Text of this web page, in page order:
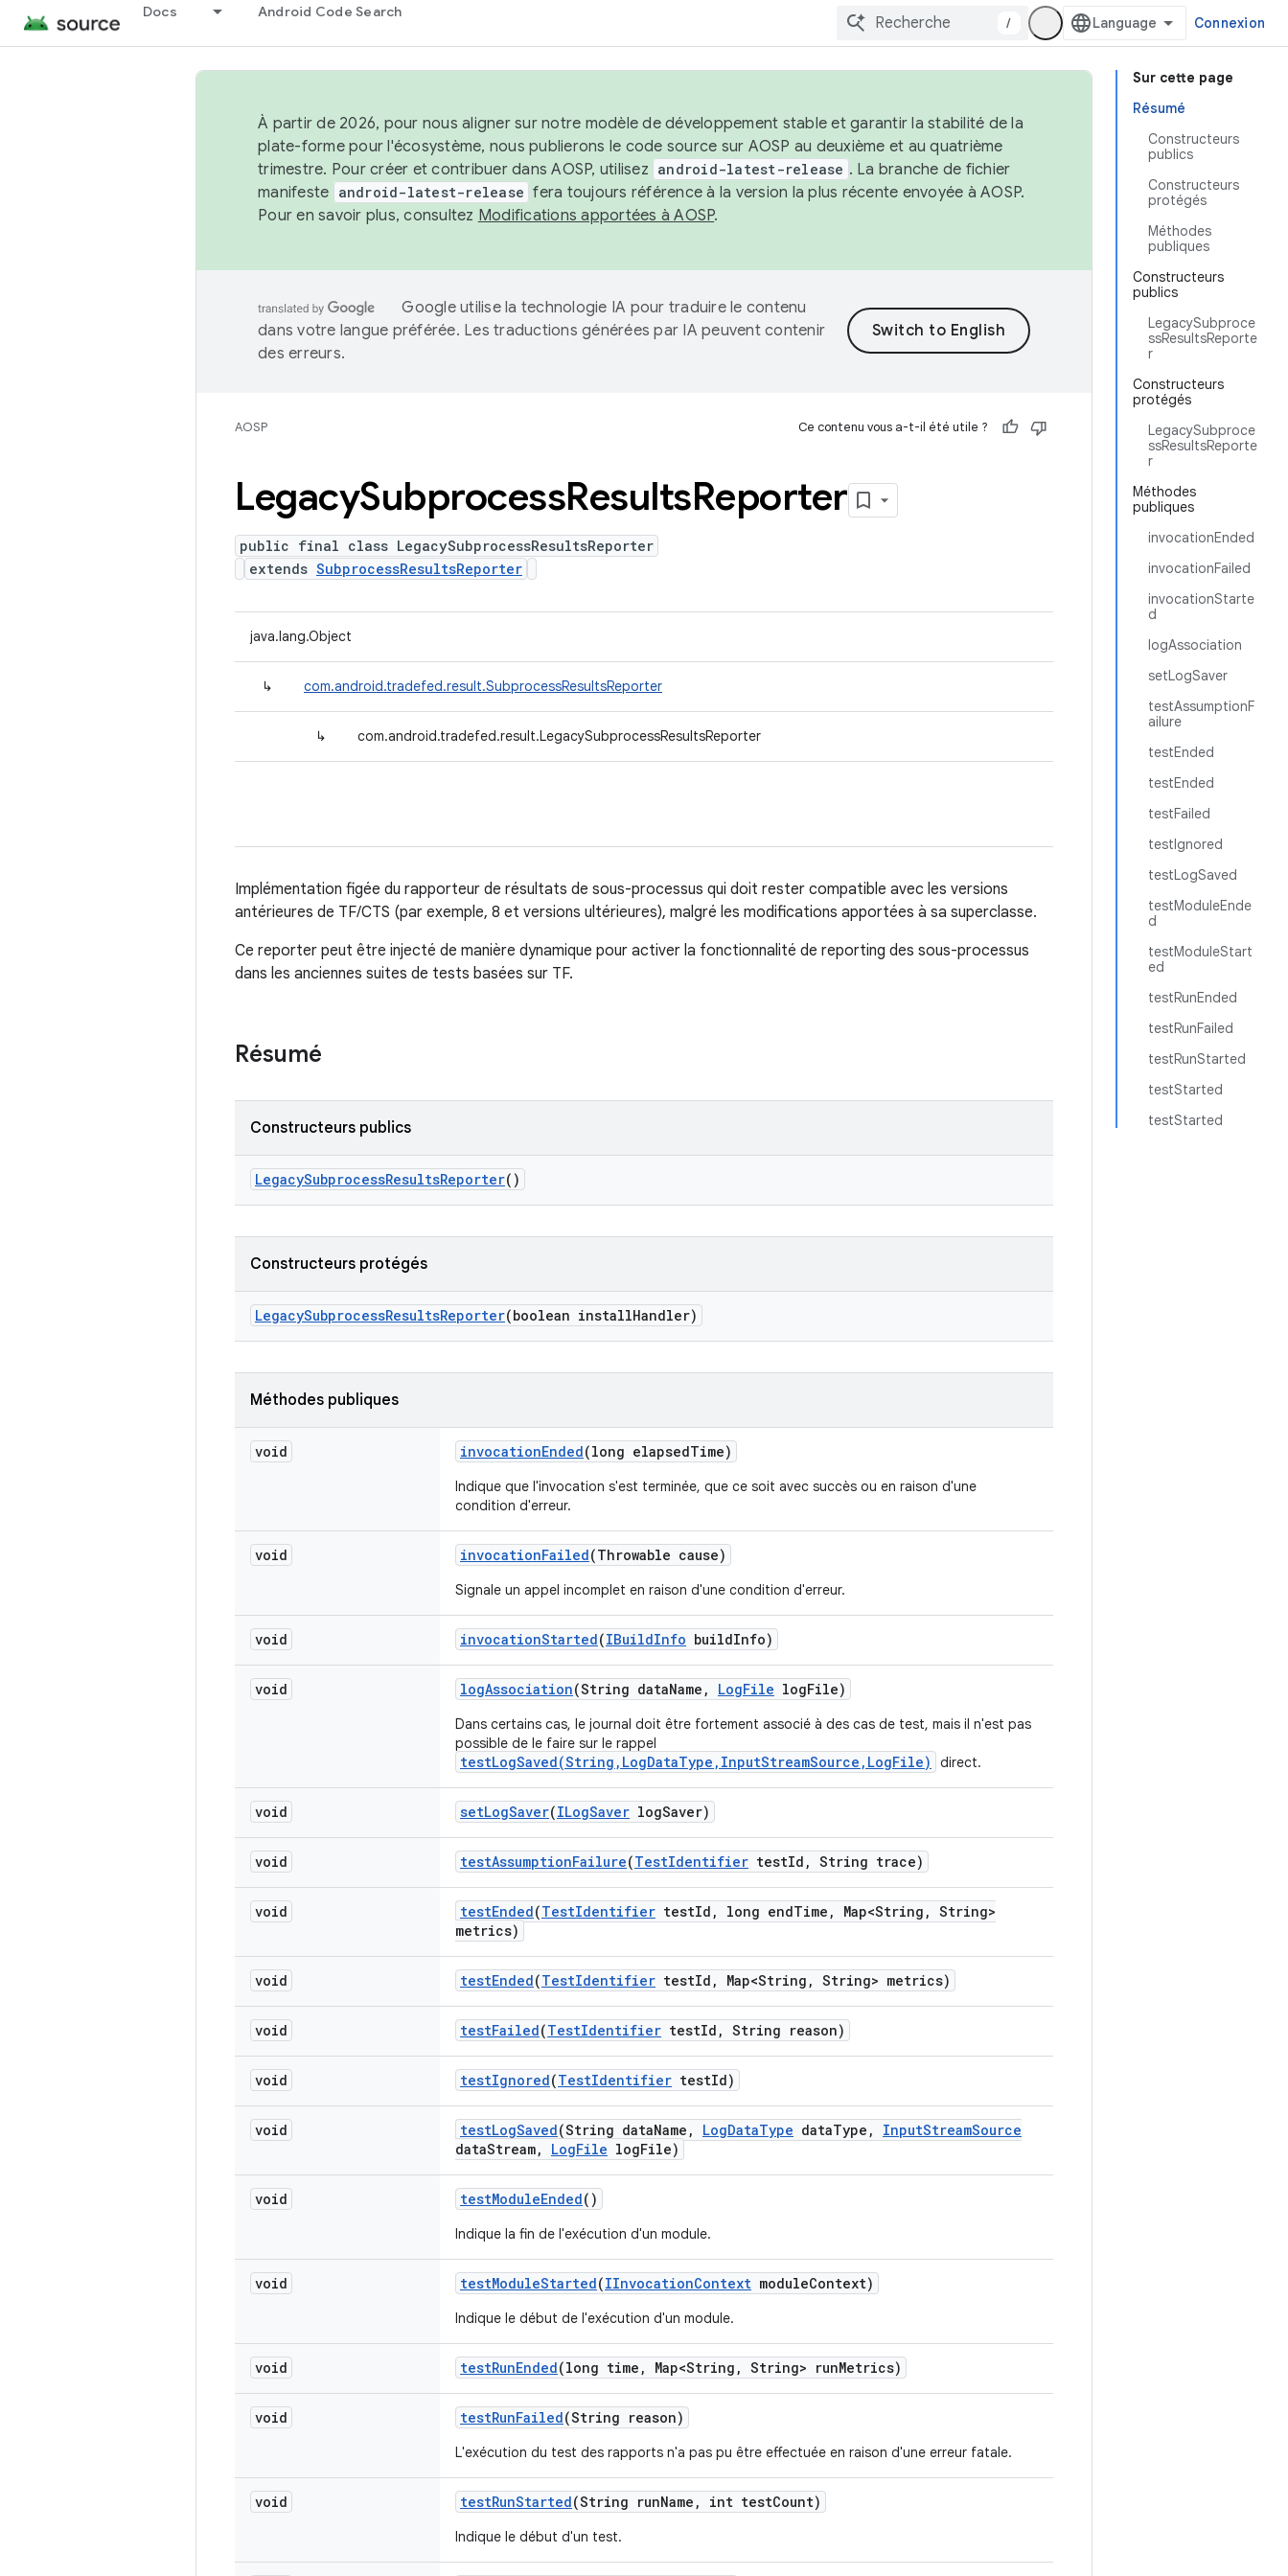
Docs Android Code Search
/ Connexion
Sur cette page
Résumé
Constructeurs
publics
Constructeurs
protégés
Méthodes
publiques
Constructeurs
publics
LegacySubproce
ssResultsReporte
r
Constructeurs
protégés
LegacySubproce
ssResultsReporte
r
Méthodes
publiques
invocationEnded
invocationFailed
invocationStarte
d
logAssociation
setLogSaver
testAssumptionF
ailure
testEnded
testEnded
testFailed
testIgnored
testLogSaved
testModuleEnde
d
testModuleStart
ed
testRunEnded
testRunFailed
testRunStarted
testStarted
testStarted
À partir de 2026, pour nous aligner sur notre modèle de développement stable et garantir la stabilité de la
plate-forme pour l'écosystème, nous publierons le code source sur AOSP au deuxième et au quatrième
trimestre. Pour créer et contribuer dans AOSP, utilisez android-latest-release . La branche de fichier
manifeste android-latest-release fera toujours référence à la version la plus récente envoyée à AOSP.
Pour en savoir plus, consultez Modifications apportées à AOSP.
Google utilise la technologie IA pour traduire le contenu
dans votre langue préférée. Les traductions générées par IA peuvent contenir
des erreurs.
AOSP Ce contenu vous a-t-il été utile ?
LegacySubprocessResultsReporter
public final class LegacySubprocessResultsReporter
extends SubprocessResultsReporter
java.lang.Object
↳ com.android.tradefed.result.SubprocessResultsReporter
↳ com.android.tradefed.result.LegacySubprocessResultsReporter
Implémentation figée du rapporteur de résultats de sous-processus qui doit rester compatible avec les versions
antérieures de TF/CTS (par exemple, 8 et versions ultérieures), malgré les modifications apportées à sa superclasse.
Ce reporter peut être injecté de manière dynamique pour activer la fonctionnalité de reporting des sous-processus
dans les anciennes suites de tests basées sur TF.
Résumé
Constructeurs publics
LegacySubprocessResultsReporter()
Constructeurs protégés
LegacySubprocessResultsReporter(boolean installHandler)
Méthodes publiques
void invocationEnded(long elapsedTime)
Indique que l'invocation s'est terminée, que ce soit avec succès ou en raison d'une
condition d'erreur.
void invocationFailed(Throwable cause)
Signale un appel incomplet en raison d'une condition d'erreur.
void invocationStarted(IBuildInfo buildInfo)
void logAssociation(String dataName , LogFile logFile)
Dans certains cas, le journal doit être fortement associé à des cas de test, mais il n'est pas
possible de le faire sur le rappel
testLogSaved(String,LogDataType,InputStreamSource,LogFile) direct.
void setLogSaver(ILogSaver logSaver)
void testAssumptionFailure(TestIdentifier testId , String trace)
void testEnded(TestIdentifier testId , long endTime , Map<String , String>
metrics)
void testEnded(TestIdentifier testId , Map<String , String> metrics)
void testFailed(TestIdentifier testId , String reason)
void testIgnored(TestIdentifier testId)
void testLogSaved(String dataName , LogDataType dataType , InputStreamSource
dataStream, LogFile logFile)
void testModuleEnded()
Indique la fin de l'exécution d'un module.
void testModuleStarted(IInvocationContext moduleContext)
Indique le début de l'exécution d'un module.
void testRunEnded(long time , Map<String , String> runMetrics)
void testRunFailed(String reason)
L'exécution du test des rapports n'a pas pu être effectuée en raison d'une erreur fatale.
void testRunStarted(String runName , int testCount)
Indique le début d'un test.